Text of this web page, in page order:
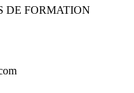
DE FORMATION